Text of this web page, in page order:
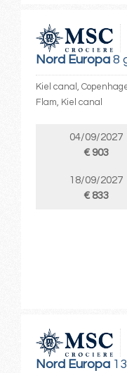
Nord Europa8
Kiel canal,
Flam, Kiel canal
04/09/2027
€ 903
18/09/2027
€ 833
Nord Europa13